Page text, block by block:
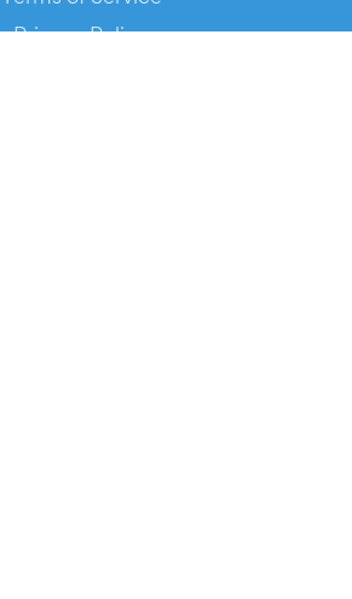
Privacy Policy